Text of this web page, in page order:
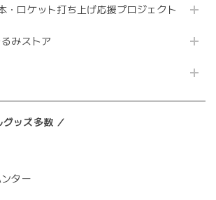
・ロケット打ち上げ応援プロジェクト
みストア
ッズ多数 ／
ター